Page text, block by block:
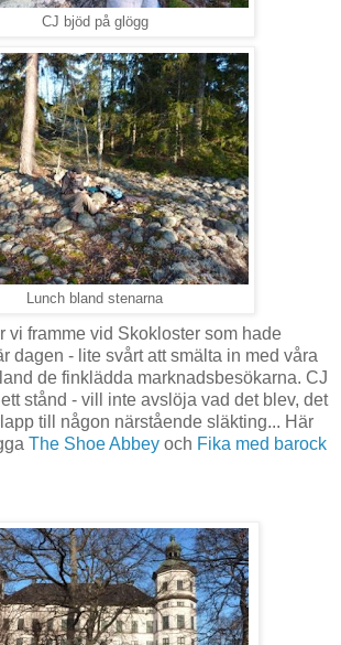
CJ bjöd på glögg
Lunch bland stenarna
vi framme vid Skokloster som hade
dagen - lite svårt att smälta in med våra
de finklädda marknadsbesökarna. CJ
stånd - vill inte avslöja vad det blev, det
till någon närstående släkting... Här
The Shoe Abbey och Fika med barock